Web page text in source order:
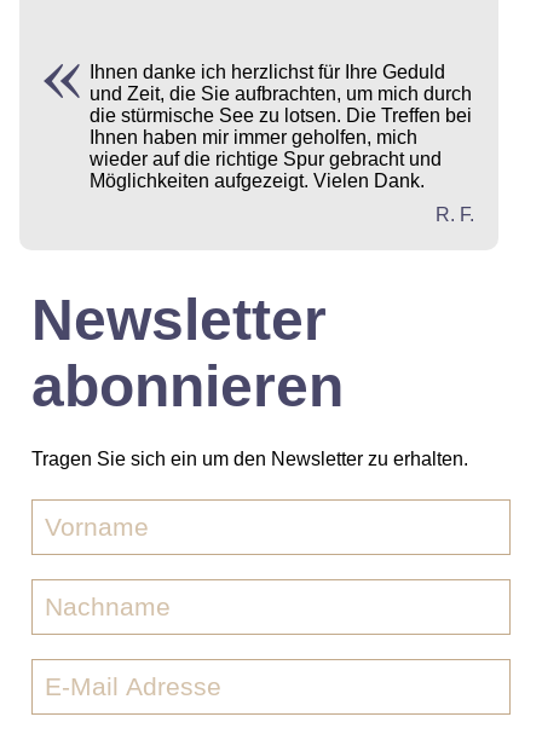
Ihnen danke ich herzlichst für Ihre Geduld
und Zeit, die Sie aufbrachten, um mich durch
die stürmische See zu lotsen. Die Treffen bei
Ihnen haben mir immer geholfen, mich
wieder auf die richtige Spur gebracht und
Möglichkeiten aufgezeigt. Vielen Dank.
R. F.
Newsletter
abonnieren
Tragen Sie sich ein um den Newsletter zu erhalten.